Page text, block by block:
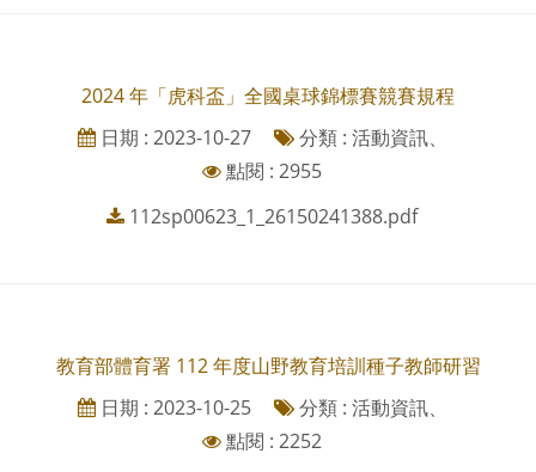
2024 年「虎科盃」全國桌球錦標賽競賽規程
日期 : 2023-10-27
分類 : 活動資訊、
點閱 : 2955
112sp00623_1_26150241388.pdf
教育部體育署 112 年度山野教育培訓種子教師研習
日期 : 2023-10-25
分類 : 活動資訊、
點閱 : 2252